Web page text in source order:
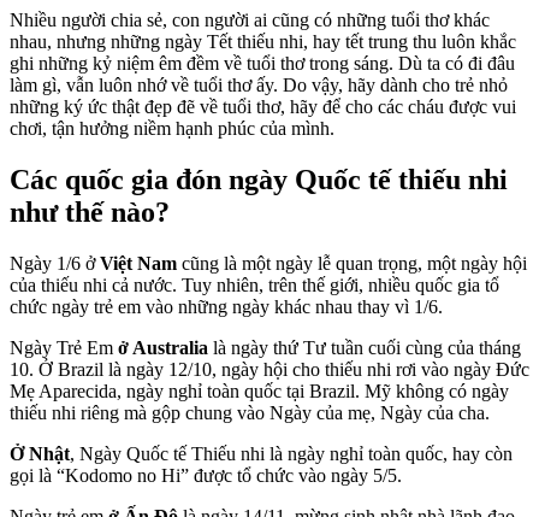
Nhiều người chia sẻ, con người ai cũng có những tuổi thơ khác
nhau, nhưng những ngày Tết thiếu nhi, hay tết trung thu luôn khắc
ghi những kỷ niệm êm đềm về tuổi thơ trong sáng. Dù ta có đi đâu
làm gì, vẫn luôn nhớ về tuổi thơ ấy. Do vậy, hãy dành cho trẻ nhỏ
những ký ức thật đẹp đẽ về tuổi thơ, hãy để cho các cháu được vui
chơi, tận hưởng niềm hạnh phúc của mình.
Các quốc gia đón ngày Quốc tế thiếu nhi
như thế nào?
Ngày 1/6 ởViệt Nam cũng là một ngày lễ quan trọng, một ngày hội
của thiếu nhi cả nước. Tuy nhiên, trên thế giới, nhiều quốc gia tổ
chức ngày trẻ em vào những ngày khác nhau thay vì 1/6.
Ngày Trẻ Em ở Australia là ngày thứ Tư tuần cuối cùng của tháng
10. Ở Brazil là ngày 12/10, ngày hội cho thiếu nhi rơi vào ngày Đức
Mẹ Aparecida, ngày nghỉ toàn quốc tại Brazil. Mỹ không có ngày
thiếu nhi riêng mà gộp chung vào Ngày của mẹ, Ngày của cha.
Ở Nhật, Ngày Quốc tế Thiếu nhi là ngày nghỉ toàn quốc, hay còn
gọi là “Kodomo no Hi” được tổ chức vào ngày 5/5.